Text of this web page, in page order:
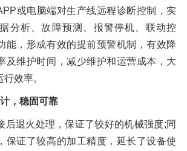
或电脑端对生产线远程诊断控制，实
分析、故障预测、报警停机、联动控
能，形成有效的提前预警机制，有效降
及维护时间，减少维护和运营成本，大
效率。
，稳固可靠
后退火处理，保证了较好的机械强度;同
保证了较高的加工精度，延长了设备使